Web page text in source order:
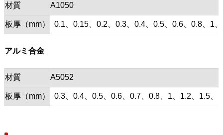
材質 A1050
板厚（mm） 0.1、0.15、0.2、0.3、0.4、0.5、0.6、0.8、1
アルミ合金
材質 A5052
板厚（mm） 0.3、0.4、0.5、0.6、0.7、0.8、1、1.2、1.5、